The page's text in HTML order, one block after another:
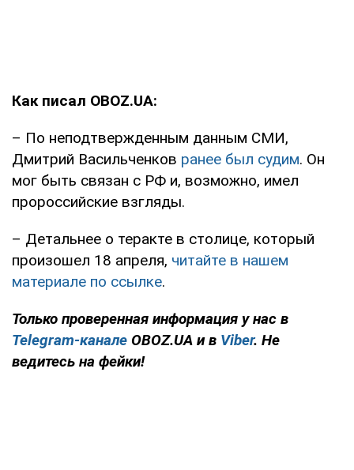
Как писал OBOZ.UA:
– По неподтвержденным данным СМИ,
Дмитрий Васильченков ранее был судим. Он
мог быть связан с РФ и, возможно, имел
пророссийские взгляды.
– Детальнее о теракте в столице, который
произошел 18 апреля, читайте в нашем
материале по ссылке.
Только проверенная информация у нас в
Telegram-канале OBOZ.UA и в Viber. Не
ведитесь на фейки!